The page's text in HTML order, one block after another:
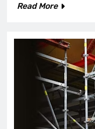
Read More